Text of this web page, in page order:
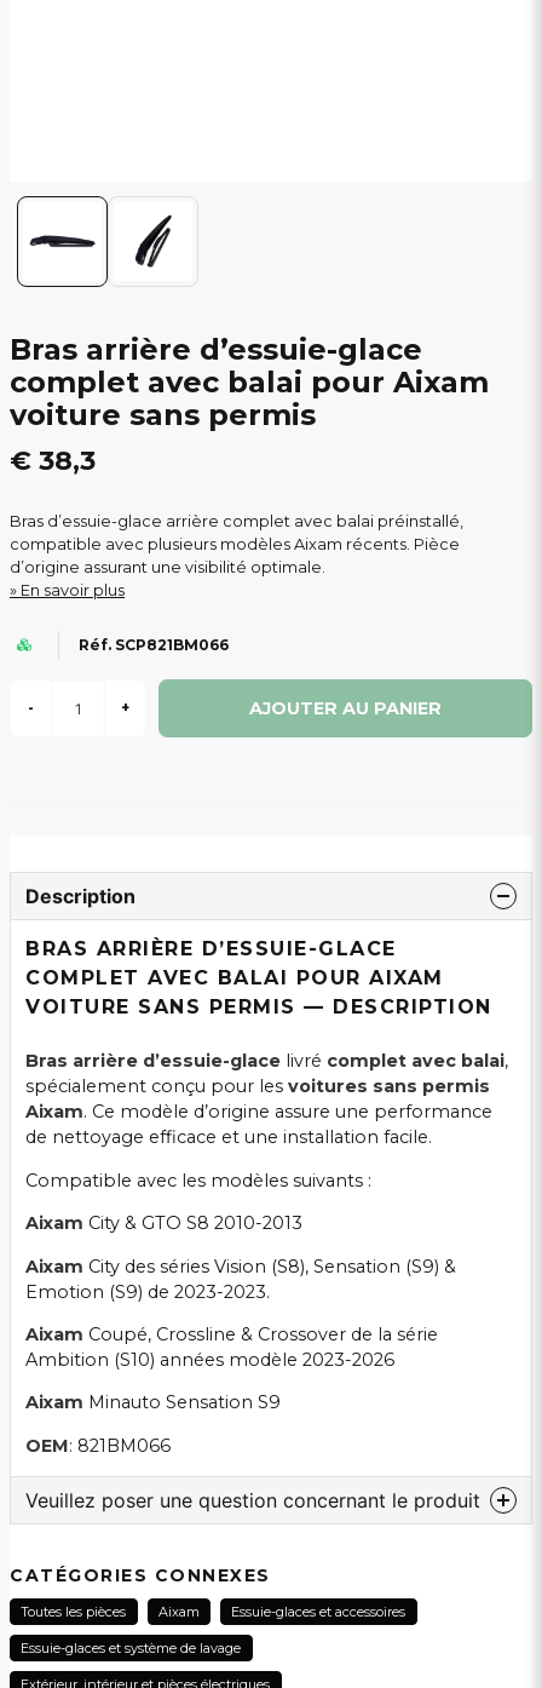
Bras arrière d’essuie-glace
complet avec balai pour Aixam
voiture sans permis
€ 38,3
Bras d’essuie-glace arrière complet avec balai préinstallé,
compatible avec plusieurs modèles Aixam récents. Pièce
d’origine assurant une visibilité optimale.
En savoir plus
Réf. SCP821BM066
- + AJOUTER AU PANIER
Description
BRAS ARRIÈRE D’ESSUIE-GLACE
COMPLET AVEC BALAI POUR AIXAM
VOITURE SANS PERMIS — DESCRIPTION
Bras arrière d’essuie-glace livré complet avec balai,
spécialement conçu pour les voitures sans permis
Aixam. Ce modèle d’origine assure une performance
de nettoyage efficace et une installation facile.
Compatible avec les modèles suivants :
Aixam City & GTO S8 2010-2013
Aixam City des séries Vision (S8), Sensation (S9) &
Emotion (S9) de 2023-2023.
Aixam Coupé, Crossline & Crossover de la série
Ambition (S10) années modèle 2023-2026
Aixam Minauto Sensation S9
OEM: 821BM066
Veuillez poser une question concernant le produit
Veuillez nous contacter au sujet de ce produit...
name
CATÉGORIES CONNEXES
Toutes les pièces Aixam Essuie-glaces et accessoires
Essuie-glaces et système de lavage
Extérieur, intérieur et pièces électriques